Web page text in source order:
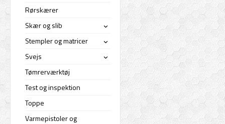
Rørskærer
Skær og slib
›
Stempler og matricer ›
Svejs ›
Tømrerværktøj
Test og inspektion
Toppe
Varmepistoler og